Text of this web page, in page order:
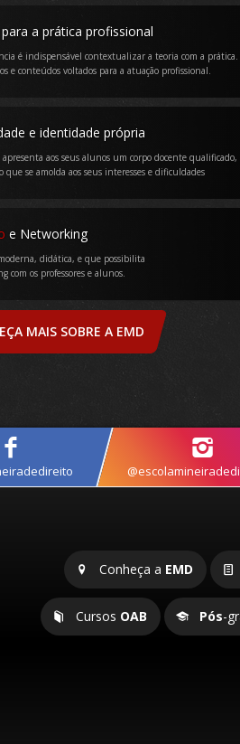
a prática profissional
é indispensável contextualizar a teoria com a prática.
e conteúdos voltados para a atuação profissional.
e identidade própria
aos seus alunos um corpo docente qualificado,
se amolda aos seus interesses e dificuldades
e Networking
didática, e que possibilita
com os professores e alunos.
MAIS SOBRE A EMD
Conheça a EMD
Cursos OAB Pós-